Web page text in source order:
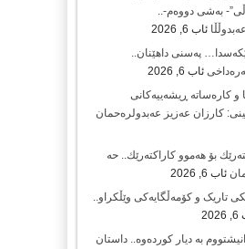
بەشی دووەم-..
ئاب 6, 2026
پەسنی داهێنان..
ئاب 6, 2026
کارەساتە ڕیشەییەکانی
کارزان عەزیز عەبدولرەحمان
بۆ هەموو كاراكتەرێك.. حه
ئاب 6, 2026
تاریک و کۆمەڵگایەکی وێڵکراو..
بە دیار کوردەوە.. داستان